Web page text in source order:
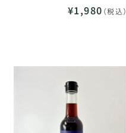
¥1,980 （税込）